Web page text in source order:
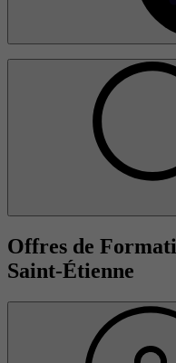
Offres de
Saint-Étienne